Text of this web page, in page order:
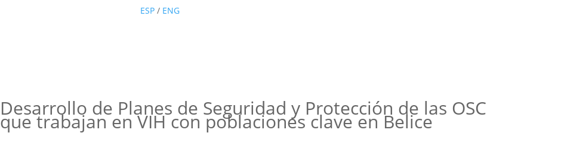
ESP / ENG
Desarrollo de Planes de Seguridad y Protección de las OSC
que trabajan en VIH con poblaciones clave en Belice